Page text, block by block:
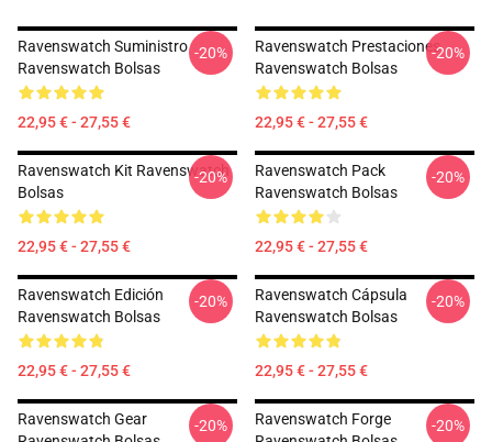
Ravenswatch Suministro
Ravenswatch Bolsas
22,95 € - 27,55 €
-20%
Ravenswatch Prestaciones
Ravenswatch Bolsas
22,95 € - 27,55 €
-20%
Ravenswatch Kit Ravenswatch
Bolsas
22,95 € - 27,55 €
-20%
Ravenswatch Pack
Ravenswatch Bolsas
22,95 € - 27,55 €
-20%
Ravenswatch Edición
Ravenswatch Bolsas
22,95 € - 27,55 €
-20%
Ravenswatch Cápsula
Ravenswatch Bolsas
22,95 € - 27,55 €
-20%
Ravenswatch Gear
-20%
Ravenswatch Forge
-20%